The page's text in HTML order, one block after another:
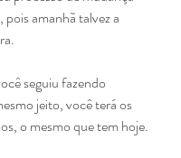
amanhã talvez a
seguiu fazendo
jeito, você terá os
o mesmo que tem hoje.